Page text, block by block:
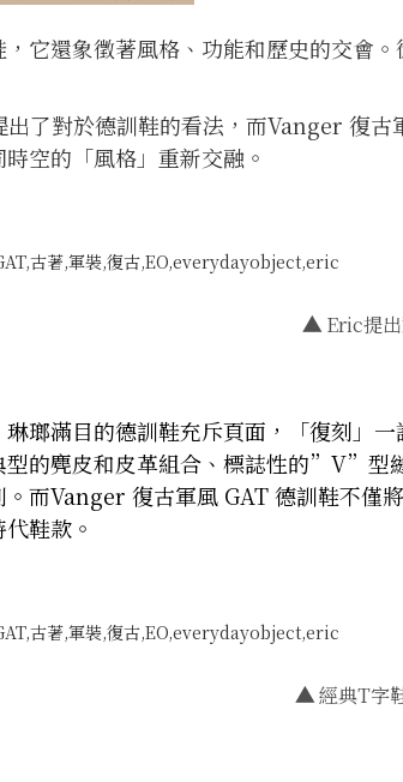
，它還象徵著風格、功能和歷史的交會
了對於德訓鞋的看法，而Vanger 復
空的「風格」重新交融。
▲Eric提出
瑯滿目的德訓鞋充斥頁面，「復刻」
型的麂皮和皮革組合、標誌性的”V”型
而Vanger 復古軍風 GAT 德訓鞋不僅
鞋款。
▲經典T字